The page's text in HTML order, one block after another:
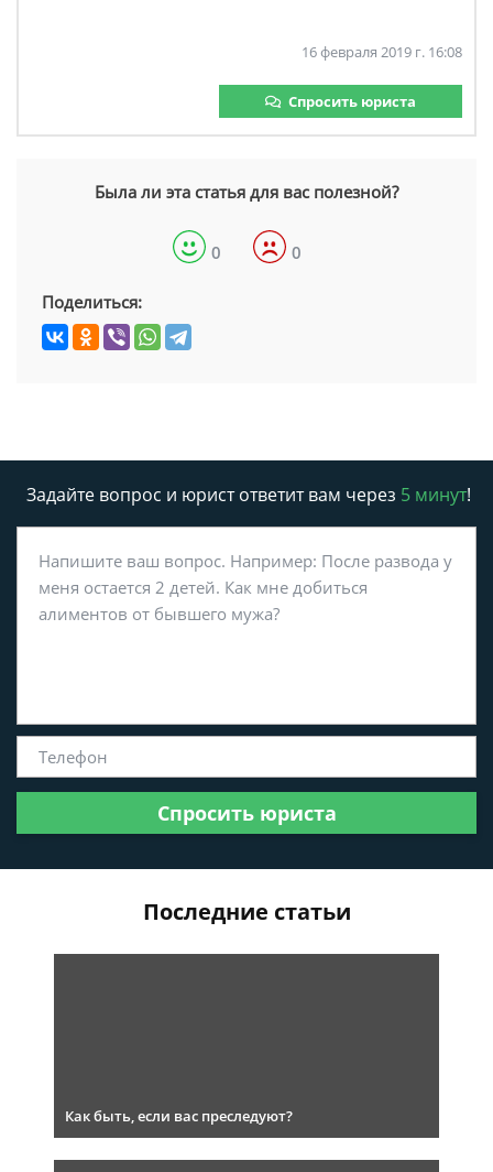
16 февраля 2019 г. 16:08
Спросить юриста
Была ли эта статья для вас полезной?
0 0
Поделиться:
Задайте вопрос и юрист ответит вам через 5 минут!
Спросить юриста
Последние статьи
Как быть, если вас преследуют?